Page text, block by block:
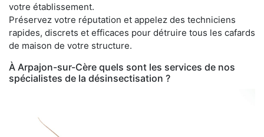
votre établissement.
Préservez votre réputation et appelez des techniciens
rapides, discrets et efficaces pour détruire tous les cafards
de maison de votre structure.
À Arpajon-sur-Cère quels sont les services de nos
spécialistes de la désinsectisation ?